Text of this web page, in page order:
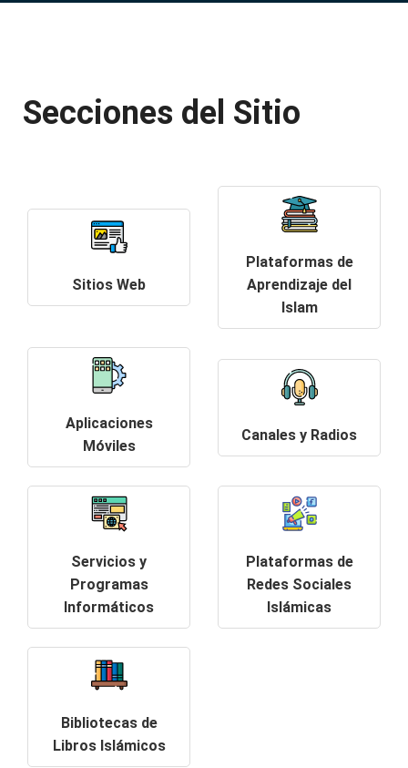
Secciones del Sitio
Sitios Web
Plataformas de
Aprendizaje del
Islam
Aplicaciones
Móviles
Canales y Radios
Servicios y
Programas
Informáticos
Plataformas de
Redes Sociales
Islámicas
Bibliotecas de
Libros Islámicos